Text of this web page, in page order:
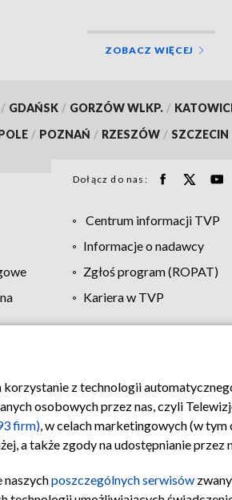
ZOBACZ WIĘCEJ
/ GDAŃSK / GORZÓW WLKP. /
/ POZNAŃ / RZESZÓW / SZCZECIN
Dołącz do nas:
Centrum informacji TVP
Informacje o nadawcy
Zgłoś program (ROPAT)
Kariera w TVP
prywatności Moje zgody
z technologii
osobowych przez nas, czyli
firm), w celach marketingowych (w
a także zgody na udostępnianie
naszychposzczególnych serwisów